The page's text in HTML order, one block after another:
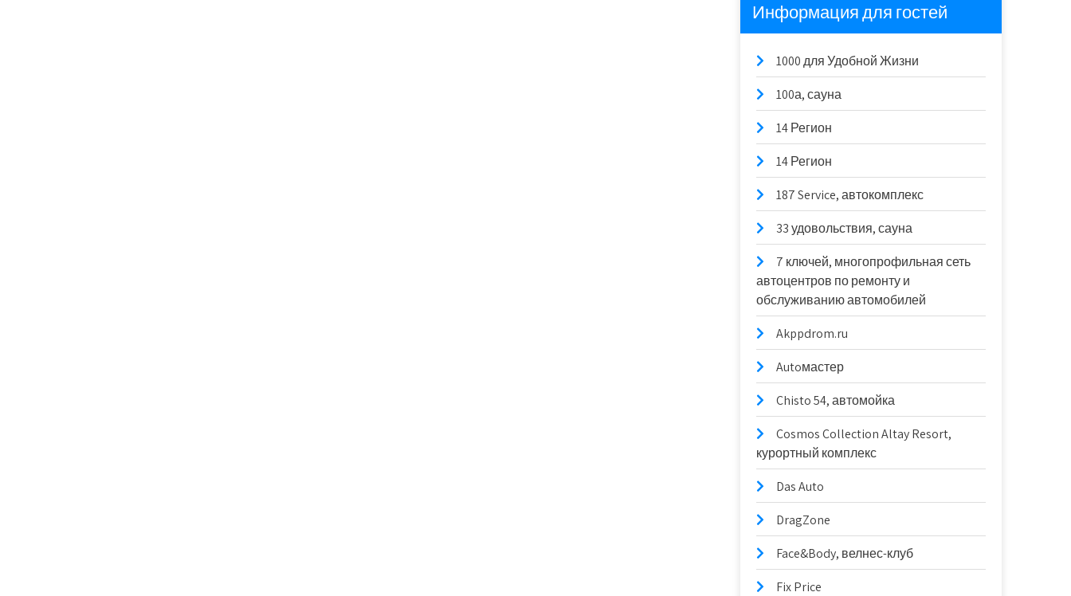
Информация для гостей
1000 для Удобной Жизни
100а, сауна
14 Регион
14 Регион
187 Service, автокомплекс
33 удовольствия, сауна
7 ключей, многопрофильная сеть
автоцентров по ремонту и
обслуживанию автомобилей
Akppdrom.ru
Autoмастер
Chisto 54, автомойка
Cosmos Collection Altay Resort,
курортный комплекс
Das Auto
DragZone
Face&Body, велнес-клуб
Fix Price